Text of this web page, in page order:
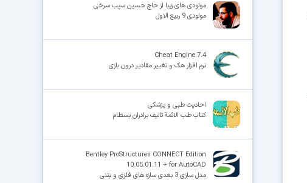
مولودی های زیبا از حاج حسین سیب سرخی
مولودی 9 ربیع الاول
Cheat Engine 7.4
نرم افزار هک و تغییر مقادیر درون بازی
احادیث طبی و پزشکی
کتاب طب الائمة تالیف برادران بسطام
Bentley ProStructures CONNECT Edition
10.05.01.11 + for AutoCAD
مدل سازی 3 بعدی سازه های فلزی و بتنی